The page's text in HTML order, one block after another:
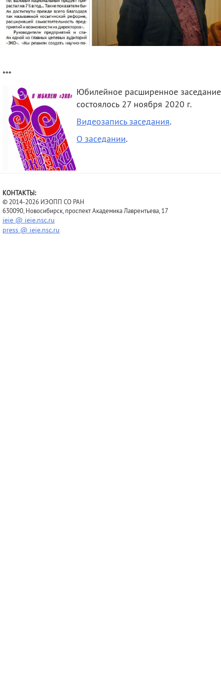
***
Юбилейное расширенное
состоялось 27 ноября 2020 г.
Видеозапись заседания.
О заседании.
КОНТАКТЫ:
© 2014-2026 ИЭОПП СО РАН
630090, Новосибирск, проспект Академика Лаврентьева, 17
ieie @ ieie.nsc.ru
press @ ieie.nsc.ru